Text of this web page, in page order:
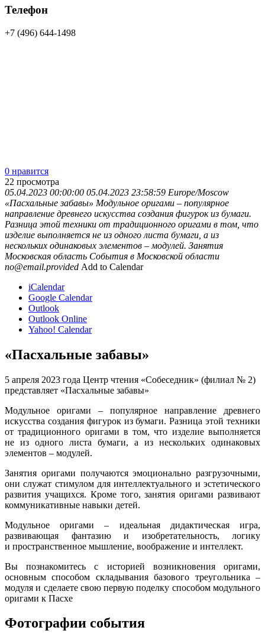
Телефон
+7 (496) 644-1498
0 нравится
22 просмотра
05.04.2023 00:00:00 05.04.2023 23:58:59 Europe/Moscow
«Пасхальные забавы» Модульное оригами – популярное
направление древнего искусства создания фигурок из бумаги.
Разница этой техники от традиционного оригами в том, что
изделие выполняется не из одного листа бумаги, а из
нескольких одинаковых элементов – модулей. Занятия
Московская область События в Московской области
no@email.provided Add to Calendar
iCalendar
Google Calendar
Outlook
Outlook Online
Yahoo! Calendar
«Пасхальные забавы»
5 апреля 2023 года Центр чтения «Собеседник» (филиал № 2)
представляет «Пасхальные забавы»
Модульное оригами – популярное направление древнего
искусства создания фигурок из бумаги. Разница этой техники
от традиционного оригами в том, что изделие выполняется
не из одного листа бумаги, а из нескольких одинаковых
элементов – модулей.
Занятия оригами получаются эмоционально разгрузочными,
они служат стимулом для интеллектуального и эстетического
развития учащихся. Кроме того, занятия оригами развивают
коммуникативные навыки детей.
Модульное оригами – идеальная дидактическая игра,
развивающая фантазию и изобретательность, логику
и пространственное мышление, воображение и интеллект.
Вы познакомитесь с историей возникновения оригами,
основным способом складывания базового треугольника –
модуля и сделаете свою первую поделку способом модульного
оригами к Пасхе
Фотографии события